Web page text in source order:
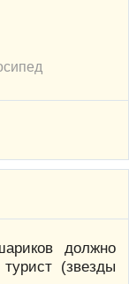
должно
(звезды